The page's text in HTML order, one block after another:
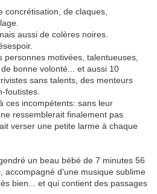
concrétisation, de claques,
aussi de colères noires.
motivées, talentueuses,
bonne volonté... et aussi 10
sans talents, des menteurs
foutistes.
ces incompétents: sans leur
ne ressemblerait finalement pas
verser une petite larme à chaque
un beau bébé de 7 minutes 56
accompagné d'une musique sublime
bien... et qui contient des passages